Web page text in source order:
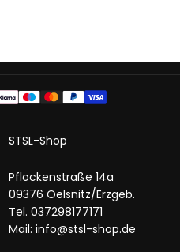
Zahlungsmethoden
STSL-Shop
Pflockenstraße 14a
09376 Oelsnitz/Erzgeb.
Tel. 037298177171
Mail: info@stsl-shop.de